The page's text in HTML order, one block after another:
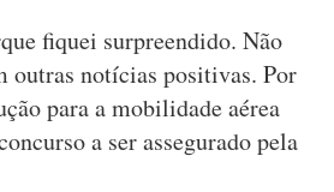
fiquei surpreendido. Não
outras notícias positivas. Por
para a mobilidade aérea
a ser assegurado pela